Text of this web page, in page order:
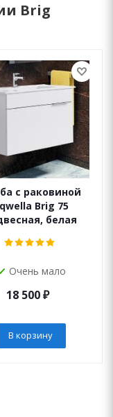
Brig
с раковиной
Brig 75
белая
Очень мало
18 500₽
В корзину